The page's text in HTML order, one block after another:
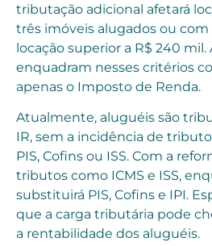
tributação adicional afetará
três imóveis alugados ou
locação superior a R$ 240
enquadram nesses critérios
apenas o Imposto de Renda.
Atualmente, aluguéis são
IR, sem a incidência de
PIS, Cofins ou ISS. Com a
tributos como ICMS e ISS,
substituirá PIS, Cofins e IPI.
que a carga tributária pode
a rentabilidade dos aluguéis.